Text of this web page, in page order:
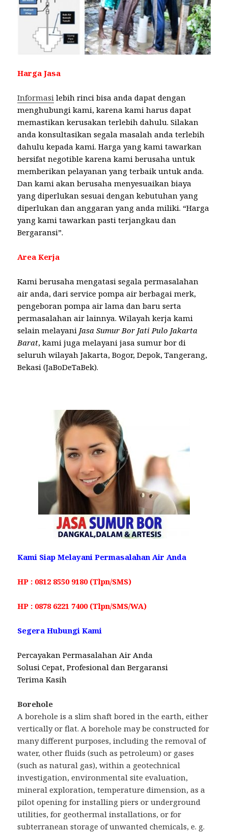
Harga Jasa
Informasi lebih rinci bisa anda dapat dengan
menghubungi kami, karena kami harus dapat
memastikan kerusakan terlebih dahulu. Silakan
anda konsultasikan segala masalah anda terlebih
dahulu kepada kami. Harga yang kami tawarkan
bersifat negotible karena kami berusaha untuk
memberikan pelayanan yang terbaik untuk anda.
Dan kami akan berusaha menyesuaikan biaya
yang diperlukan sesuai dengan kebutuhan yang
diperlukan dan anggaran yang anda miliki. “Harga
yang kami tawarkan pasti terjangkau dan
Bergaransi”.
Area Kerja
Kami berusaha mengatasi segala permasalahan
air anda, dari service pompa air berbagai merk,
pengeboran pompa air lama dan baru serta
permasalahan air lainnya. Wilayah kerja kami
selain melayani Jasa Sumur Bor Jati Pulo Jakarta
Barat, kami juga melayani jasa sumur bor di
seluruh wilayah Jakarta, Bogor, Depok, Tangerang,
Bekasi (JaBoDeTaBek).
Kami Siap Melayani Permasalahan Air Anda
HP : 0812 8550 9180 (Tlpn/SMS)
HP : 0878 6221 7400 (Tlpn/SMS/WA)
Segera Hubungi Kami
Percayakan Permasalahan Air Anda
Solusi Cepat, Profesional dan Bergaransi
Terima Kasih
Borehole
A borehole is a slim shaft bored in the earth, either
vertically or flat. A borehole may be constructed for
many different purposes, including the removal of
water, other fluids (such as petroleum) or gases
(such as natural gas), within a geotechnical
investigation, environmental site evaluation,
mineral exploration, temperature dimension, as a
pilot opening for installing piers or underground
utilities, for geothermal installations, or for
subterranean storage of unwanted chemicals, e. g.